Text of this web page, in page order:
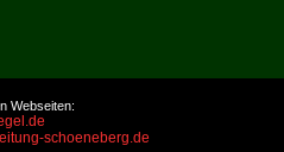
Webseiten:
schoeneberg.de